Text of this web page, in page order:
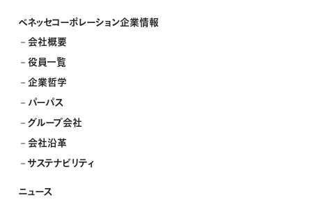
ベネッセコーポレーション企業情報
会社概要
役員一覧
企業哲学
パーパス
グループ会社
会社沿革
サステナビリティ
ニュース